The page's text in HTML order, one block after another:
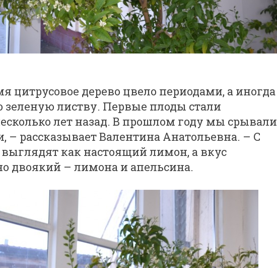
цитрусовое дерево цвело периодами, а иногда
зеленую листву. Первые плоды стали
лет назад. В прошлом году мы срывали
– рассказывает Валентина Анатольевна. – С
как настоящий лимон, а вкус
двоякий – лимона и апельсина.